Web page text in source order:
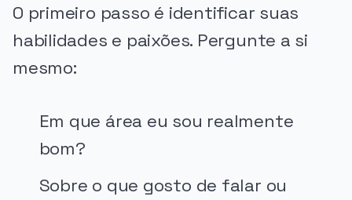
O primeiro passo é identificar suas
habilidades e paixões. Pergunte a si
mesmo:
Em que área eu sou realmente
bom?
Sobre o que gosto de falar ou